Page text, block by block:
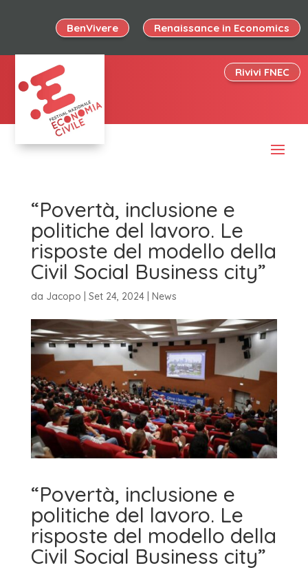
BenVivere Renaissance in Economics
Rivivi FNEC
“Povertà, inclusione e
politiche del lavoro. Le
risposte del modello della
Civil Social Business city”
da Jacopo Set 24, 2024| News
“Povertà, inclusione e
politiche del lavoro. Le
risposte del modello della
Civil Social Business city”